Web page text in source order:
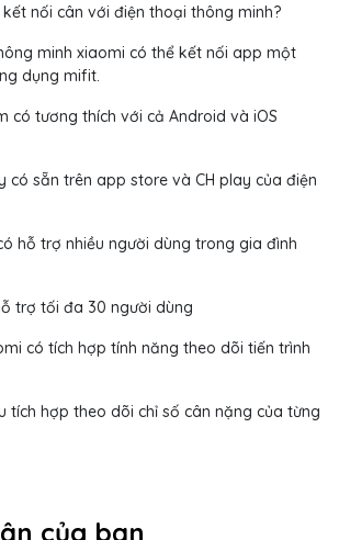
nối cân với điện thoại thông minh?
minh xiaomi có thể kết nối app một
dụng mifit.
có tương thích với cả Android và iOS
có sẵn trên app store và CH play của điện
hỗ trợ nhiều người dùng trong gia đình
trợ tối đa 30 người dùng
có tích hợp tính năng theo dõi tiến trình
tích hợp theo dõi chỉ số cân nặng của từng
của bạn